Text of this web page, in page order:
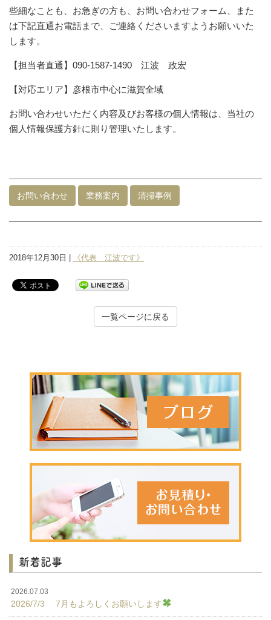
些細なことも、お急ぎの方も、お問い合わせフォーム、また
は下記直通お電話まで、ご連絡くださいますようお願いいた
します。
【担当者直通】090-1587-1490 江波 政宏
【対応エリア】彦根市中心に滋賀全域
お問い合わせいただく内容及びお客様の個人情報は、当社の
個人情報保護方針に則り管理いたします。
お問い合わせ 業務案内 清掃事例
2018年12月30日 | 《代表 江波です》
一覧ページに戻る
新着記事
2026.07.03
2026/7/3 7月もよろしくお願いします